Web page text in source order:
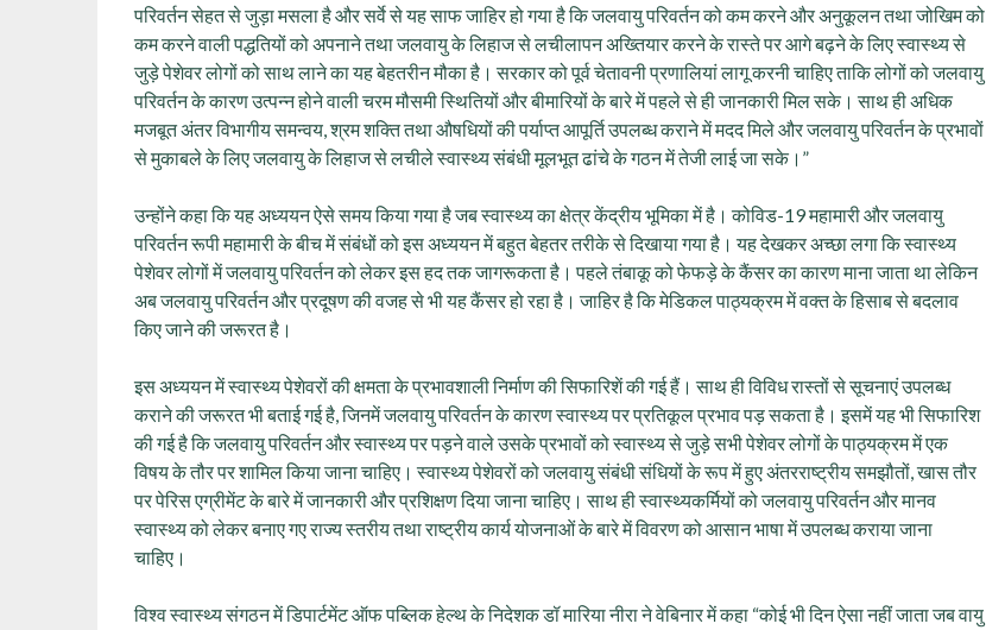
परिवर्तन सेहत से जुड़ा मसला है और सर्वे से यह साफ जाहिर हो गया है कि जलवायु परिवर्तन को कम करने और अनुकूलन तथा जोखिम को
कम करने वाली पद्धतियों को अपनाने तथा जलवायु के लिहाज से लचीलापन अख्तियार करने के रास्ते पर आगे बढ़ने के लिए स्वास्थ्य से
जुड़े पेशेवर लोगों को साथ लाने का यह बेहतरीन मौका है। सरकार को पूर्व चेतावनी प्रणालियां लागू करनी चाहिए ताकि लोगों को जलवायु
परिवर्तन के कारण उत्पन्न होने वाली चरम मौसमी स्थितियों और बीमारियों के बारे में पहले से ही जानकारी मिल सके। साथ ही अधिक
मजबूत अंतर विभागीय समन्वय, श्रम शक्ति तथा औषधियों की पर्याप्त आपूर्ति उपलब्ध कराने में मदद मिले और जलवायु परिवर्तन के प्रभावों
से मुकाबले के लिए जलवायु के लिहाज से लचीले स्वास्थ्य संबंधी मूलभूत ढांचे के गठन में तेजी लाई जा सके।”
उन्‍होंने कहा कि यह अध्ययन ऐसे समय किया गया है जब स्‍वास्‍थ्‍य का क्षेत्र केंद्रीय भूमिका में है। कोविड-19 महामारी और जलवायु
परिवर्तन रूपी महामारी के बीच में संबंधों को इस अध्‍ययन में बहुत बेहतर तरीके से दिखाया गया है। यह देखकर अच्छा लगा कि स्वास्थ्य
पेशेवर लोगों में जलवायु परिवर्तन को लेकर इस हद तक जागरूकता है। पहले तंबाकू को फेफड़े के कैंसर का कारण माना जाता था लेकिन
अब जलवायु परिवर्तन और प्रदूषण की वजह से भी यह कैंसर हो रहा है। जाहिर है कि मेडिकल पाठ्यक्रम में वक्त के हिसाब से बदलाव
किए जाने की जरूरत है।
इस अध्ययन में स्वास्थ्य पेशेवरों की क्षमता के प्रभावशाली निर्माण की सिफारिशें की गई हैं। साथ ही विविध रास्तों से सूचनाएं उपलब्ध
कराने की जरूरत भी बताई गई है, जिनमें जलवायु परिवर्तन के कारण स्वास्थ्य पर प्रतिकूल प्रभाव पड़ सकता है। इसमें यह भी सिफारिश
की गई है कि जलवायु परिवर्तन और स्वास्थ्य पर पड़ने वाले उसके प्रभावों को स्वास्थ्य से जुड़े सभी पेशेवर लोगों के पाठ्यक्रम में एक
विषय के तौर पर शामिल किया जाना चाहिए। स्वास्थ्य पेशेवरों को जलवायु संबंधी संधियों के रूप में हुए अंतरराष्ट्रीय समझौतों, खास तौर
पर पेरिस एग्रीमेंट के बारे में जानकारी और प्रशिक्षण दिया जाना चाहिए। साथ ही स्वास्थ्यकर्मियों को जलवायु परिवर्तन और मानव
स्वास्थ्य को लेकर बनाए गए राज्य स्तरीय तथा राष्ट्रीय कार्य योजनाओं के बारे में विवरण को आसान भाषा में उपलब्ध कराया जाना
चाहिए।
विश्व स्वास्थ्य संगठन में डिपार्टमेंट ऑफ पब्लिक हेल्थ के निदेशक डॉ मारिया नीरा ने वेबिनार में कहा “कोई भी दिन ऐसा नहीं जाता जब वायु